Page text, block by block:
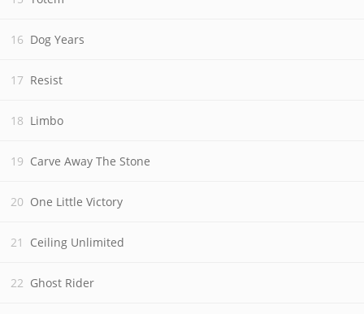
Dog Years
Resist
Limbo
Carve Away The Stone
One Little Victory
Ceiling Unlimited
Ghost Rider